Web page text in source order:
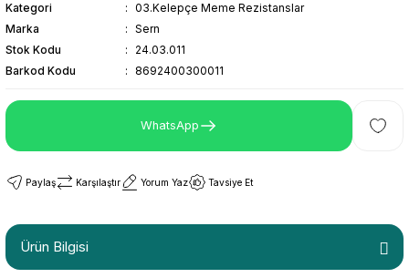
Kategori
03.Kelepçe Meme Rezistanslar
Marka
Sern
Stok Kodu
24.03.011
Barkod Kodu
8692400300011
WhatsApp
Paylaş Karşılaştır Yorum Yaz Tavsiye Et
Ürün Bilgisi